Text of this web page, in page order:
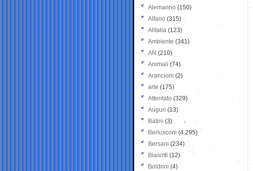
Alemanno (150)
Alfano (315)
Alitalia (123)
Ambiente (341)
AN (210)
Animali (74)
Arancioni (2)
arte (175)
Attentato (329)
Auguri (13)
Batini (3)
Berlusconi (4.295)
Bersani (234)
Biasotti (12)
Boldrini (4)